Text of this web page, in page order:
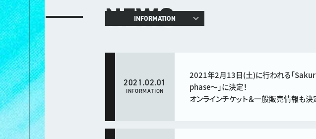
NEWS
INFORMATION
2021.02.01
INFORMATION
2021年2月13日(土)に行われる「
phase〜」に決定！
オンラインチケット＆一般販売情報も決